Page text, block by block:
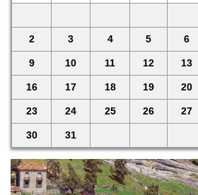
2 3 4 5 6
9 10 11 12 13
16 17 18 19 20
23 24 25 26 27
30 31